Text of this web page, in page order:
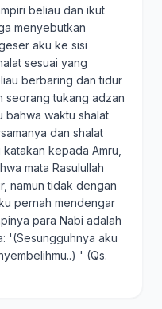
beliau dan ikut
menyebutkan
aku ke sisi
sesuai yang
berbaring dan tidur
seorang tukang adzan
bahwa waktu shalat
dan shalat
kepada Amru,
mata Rasulullah
namun tidak dengan
pernah mendengar
para Nabi adalah
'(Sesungguhnya aku
' (Qs.